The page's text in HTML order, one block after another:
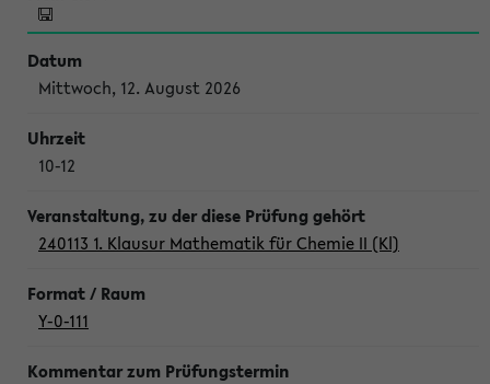
Mittwoch, 12. August 2026
10-12
240113 1. Klausur Mathematik für Chemie II (Kl)
Y-0-111